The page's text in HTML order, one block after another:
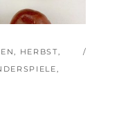
, HERBST,
,